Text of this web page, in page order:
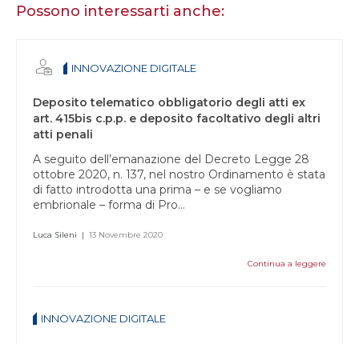
essere
questo
campo
Possono interessarti anche:
INNOVAZIONE DIGITALE
Deposito telematico obbligatorio degli atti ex
art. 415bis c.p.p. e deposito facoltativo degli altri
atti penali
A seguito dell’emanazione del Decreto Legge 28
ottobre 2020, n. 137, nel nostro Ordinamento è stata
di fatto introdotta una prima – e se vogliamo
embrionale – forma di Pro...
Luca Sileni | 13 Novembre 2020
Continua a leggere
INNOVAZIONE DIGITALE